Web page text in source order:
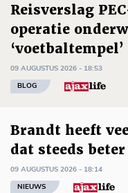
Reisverslag
operatie
‘voetbaltempel’
09 AUGUSTUS 2026 - 18:53
BLOG
Brandt heeft
dat steeds
09 AUGUSTUS 2026 - 18:14
NIEUWS